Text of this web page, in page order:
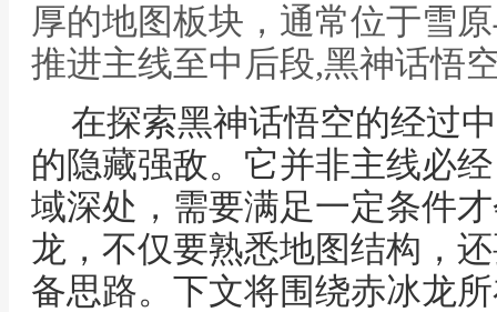
厚的地图板块，通常位于雪
推进主线至中后段,黑神话悟
在探索黑神话悟空的经过
的隐藏强敌。它并非主线必
域深处，需要满足一定条件
龙，不仅要熟悉地图结构，
备思路。下文将围绕赤冰龙